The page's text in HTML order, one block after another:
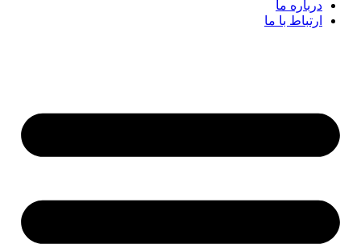
درباره ما
ارتباط با ما